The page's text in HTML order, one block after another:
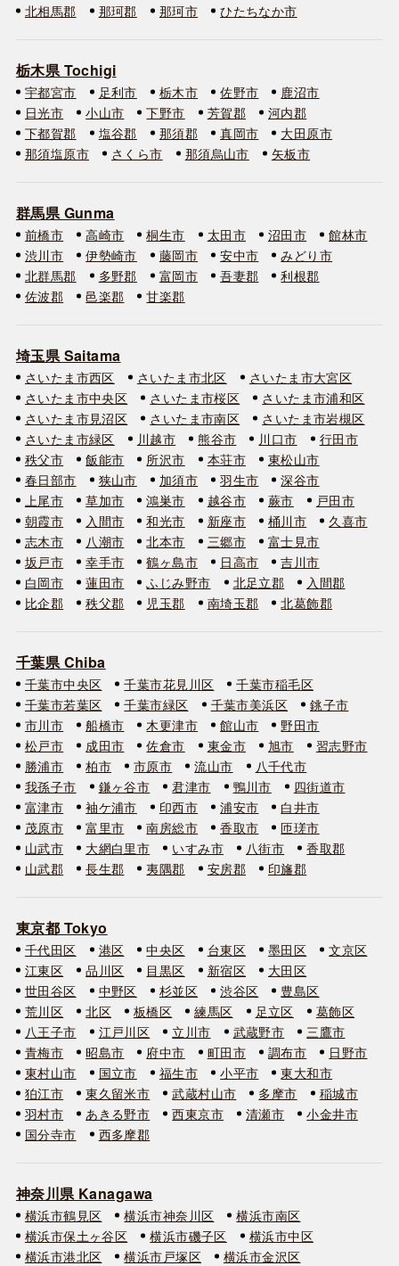
北相馬郡
那珂郡 那珂市 ひたちなか市
栃木県 Tochigi
宇都宮市 足利市 栃木市 佐野市
鹿沼市
日光市
小山市 下野市 芳賀郡
河内郡
下都賀郡
塩谷郡 那須郡 真岡市
大田原市
那須塩原市
さくら市 那須烏山市 矢板市
群馬県 Gunma
前橋市 高崎市 桐生市 太田市 沼田市
館林市
渋川市
伊勢崎市 藤岡市 安中市
みどり市
北群馬郡
多野郡 富岡市 吾妻郡
利根郡
佐波郡
邑楽郡 甘楽郡
埼玉県 Saitama
さいたま市西区 さいたま市北区
さいたま市大宮区
さいたま市中央区
さいたま市桜区
さいたま市浦和区
さいたま市見沼区
さいたま市南区
さいたま市岩槻区
さいたま市緑区
川越市 熊谷市 川口市
行田市
秩父市
飯能市 所沢市 本荘市
東松山市
春日部市
狭山市 加須市 羽生市
深谷市
上尾市
草加市 鴻巣市 越谷市 蕨市
戸田市
朝霞市
入間市 和光市 新座市 桶川市
久喜市
志木市
八潮市 北本市 三郷市
富士見市
坂戸市
幸手市 鶴ヶ島市 日高市
吉川市
白岡市
蓮田市 ふじみ野市 北足立郡
入間郡
比企郡
秩父郡 児玉郡 南埼玉郡 北葛飾郡
千葉県 Chiba
千葉市中央区 千葉市花見川区
千葉市稲毛区
千葉市若葉区
千葉市緑区 千葉市美浜区
銚子市
市川市
船橋市 木更津市 館山市
野田市
松戸市
成田市 佐倉市 東金市 旭市
習志野市
勝浦市
柏市 市原市 流山市
八千代市
我孫子市
鎌ヶ谷市 君津市 鴨川市
四街道市
富津市
袖ケ浦市 印西市 浦安市
白井市
茂原市
富里市 南房総市 香取市
匝瑳市
山武市
大網白里市 いすみ市 八街市
香取郡
山武郡
長生郡 夷隅郡 安房郡 印旛郡
東京都 Tokyo
千代田区 港区 中央区 台東区 墨田区
文京区
江東区
品川区 目黒区 新宿区
大田区
世田谷区
中野区 杉並区 渋谷区
豊島区
荒川区
北区 板橋区 練馬区 足立区
葛飾区
八王子市
江戸川区 立川市 武蔵野市
三鷹市
青梅市
昭島市 府中市 町田市 調布市
日野市
東村山市
国立市 福生市 小平市
東大和市
狛江市
東久留米市 武蔵村山市 多摩市
稲城市
羽村市
あきる野市 西東京市 清瀬市
小金井市
国分寺市
西多摩郡
神奈川県 Kanagawa
横浜市鶴見区 横浜市神奈川区
横浜市南区
横浜市保土ヶ谷区
横浜市磯子区
横浜市中区
横浜市港北区
横浜市戸塚区
横浜市金沢区